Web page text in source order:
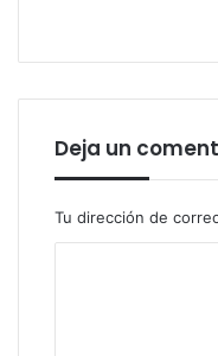
Deja un
Tu dirección de